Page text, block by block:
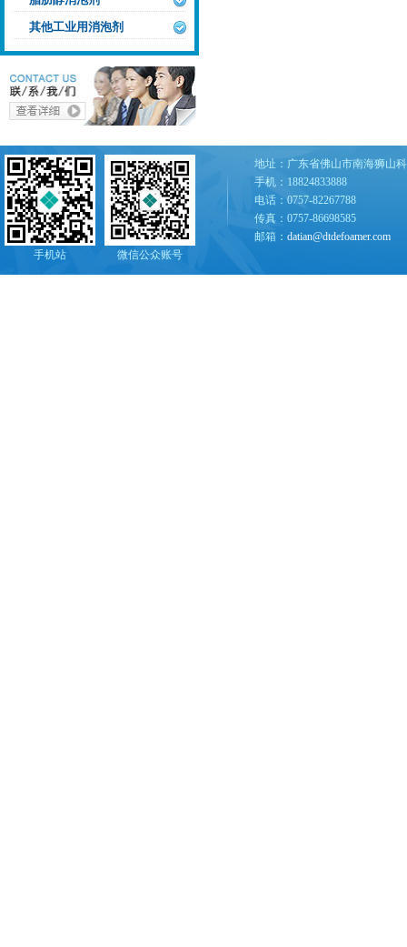
其他工业用消泡剂
手机站 微信公众账号
地址：广东省佛山市南海狮山
手机：18824833888
电话：0757-82267788
传真：0757-86698585
邮箱： datian@dtdefoamer.com